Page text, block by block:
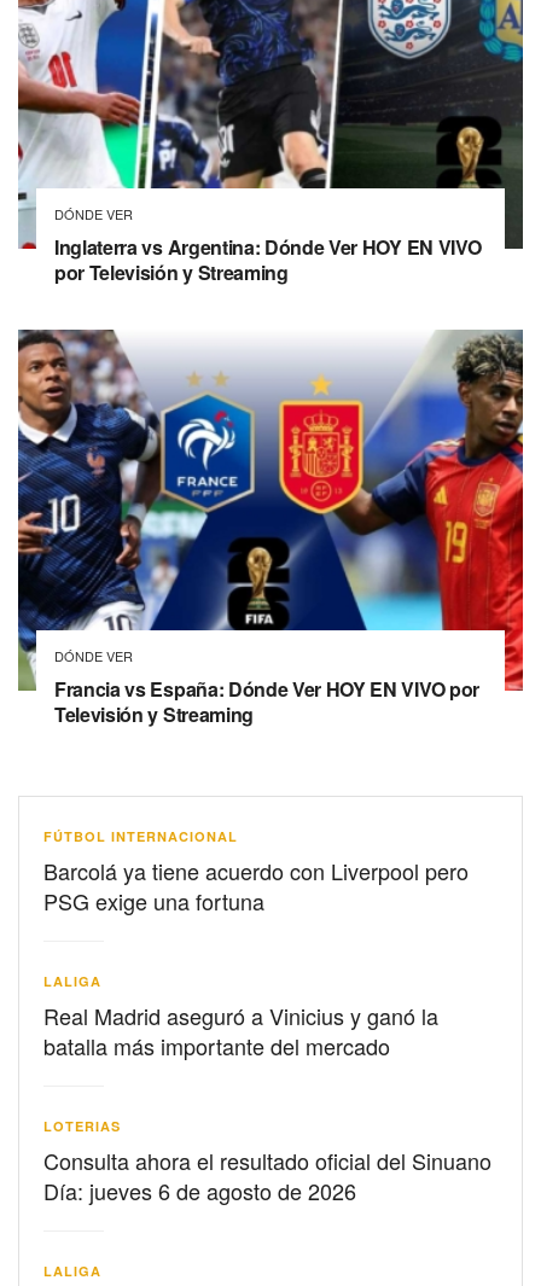
DÓNDE VER
Inglaterra vs Argentina: Dónde Ver HOY EN VIVO
por Televisión y Streaming
DÓNDE VER
Francia vs España: Dónde Ver HOY EN VIVO por
Televisión y Streaming
FÚTBOL INTERNACIONAL
Barcolá ya tiene acuerdo con Liverpool pero
PSG exige una fortuna
LALIGA
Real Madrid aseguró a Vinicius y ganó la
batalla más importante del mercado
LOTERIAS
Consulta ahora el resultado oficial del Sinuano
Día: jueves 6 de agosto de 2026
LALIGA